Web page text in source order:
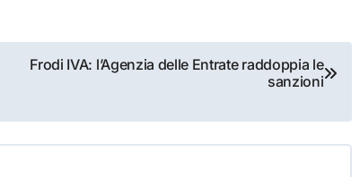
Frodi IVA: l’Agenzia delle Entrate raddoppia le
sanzioni